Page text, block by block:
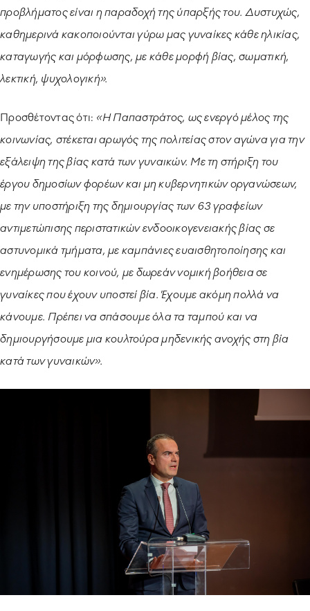
προβλήματος είναι η παραδοχή της ύπαρξής του. Δυστυχώς,
καθημερινά κακοποιούνται γύρω μας γυναίκες κάθε ηλικίας,
καταγωγής και μόρφωσης, με κάθε μορφή βίας, σωματική,
λεκτική, ψυχολογική».
Προσθέτοντας ότι: «Η Παπαστράτος, ως ενεργό μέλος της
κοινωνίας, στέκεται αρωγός της πολιτείας στον αγώνα για την
εξάλειψη της βίας κατά των γυναικών. Με τη στήριξη του
έργου δημοσίων φορέων και μη κυβερνητικών οργανώσεων,
με την υποστήριξη της δημιουργίας των 63 γραφείων
αντιμετώπισης περιστατικών ενδοοικογενειακής βίας σε
αστυνομικά τμήματα, με καμπάνιες ευαισθητοποίησης και
ενημέρωσης του κοινού, με δωρεάν νομική βοήθεια σε
γυναίκες που έχουν υποστεί βία. Έχουμε ακόμη πολλά να
κάνουμε. Πρέπει να σπάσουμε όλα τα ταμπού και να
δημιουργήσουμε μια κουλτούρα μηδενικής ανοχής στη βία
κατά των γυναικών».